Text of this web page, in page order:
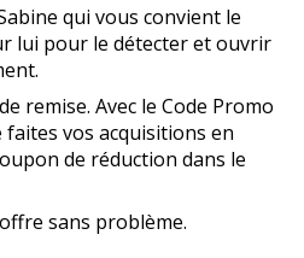
qui vous convient le
lui pour le détecter et ouvrir
remise. Avec le Code Promo
faites vos acquisitions en
de réduction dans le
sans problème.